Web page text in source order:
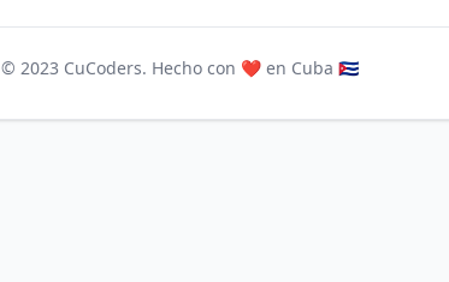
© 2023 CuCoders. Hecho con ❤️ en Cuba 🇨🇺